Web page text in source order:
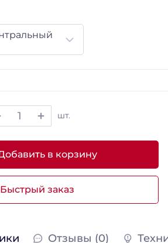
шт.
Быстрый заказ
в корзину
Отзывы (0)